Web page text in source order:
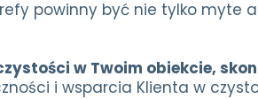
powinny być nie tylko myte
w Twoim obiekcie,
i wsparcia Klienta w